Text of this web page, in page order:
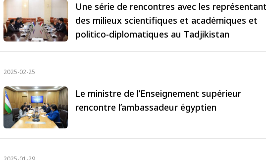
Une série de rencontres avec les
des milieux scientifiques et académiques et
politico-diplomatiques au Tadjikistan
2025-02-25
Le ministre de l’Enseignement supérieur
rencontre l’ambassadeur égyptien